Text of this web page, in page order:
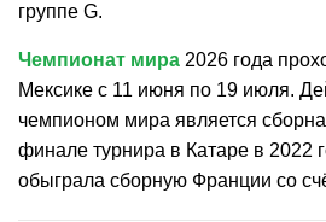
группе G.
Чемпионат мира 2026 года
Мексике с 11 июня по 19 июля.
чемпионом мира является
финале турнира в Катаре в 2022
обыграла сборную Франции со